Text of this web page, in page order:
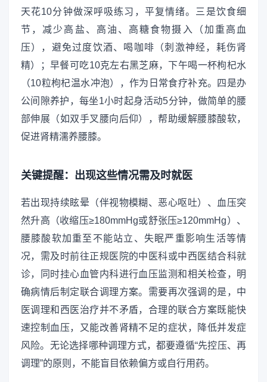
天花10分钟做深呼吸练习，平复情绪。三是饮食细
节，减少高盐、高油、高糖食物摄入（加重高血
压），避免过度饮酒、喝咖啡（刺激神经，耗伤肾
精）；早餐可吃10克左右黑芝麻，下午喝一杯枸杞水
（10粒枸杞温水冲泡），作为日常食疗补充。四是办
公间隙养护，每坐1小时起身活动5分钟，做简单的腰
部伸展（如双手叉腰向后仰），帮助缓解腰膝酸软，
促进肾精濡养腰膝。
关键提醒：出现这些情况需及时就医
若出现持续眩晕（伴视物模糊、恶心呕吐）、血压突
然升高（收缩压≥180mmHg或舒张压≥120mmHg）、
腰膝酸软加重至不能站立、失眠严重影响生活等情
况，需及时前往正规医院的中医科或中西医结合科就
诊，同时挂心血管内科进行血压监测和相关检查，明
确病情后制定联合调理方案。需要再次强调的是，中
医调理和西医治疗并不矛盾，合理的联合方案既能快
速控制血压，又能改善肾精不足的症状，降低并发症
风险。无论选择哪种调理方式，都要遵循“先控压、再
调理”的原则，不能盲目依赖偏方或自行用药。